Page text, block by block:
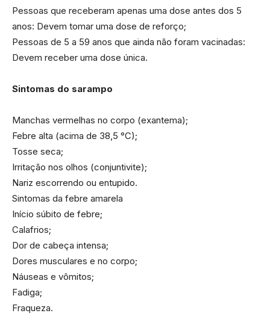
Pessoas que receberam apenas uma dose antes dos 5
anos: Devem tomar uma dose de reforço;
Pessoas de 5 a 59 anos que ainda não foram vacinadas:
Devem receber uma dose única.
Sintomas do sarampo
Manchas vermelhas no corpo (exantema);
Febre alta (acima de 38,5 °C);
Tosse seca;
Irritação nos olhos (conjuntivite);
Nariz escorrendo ou entupido.
Sintomas da febre amarela
Início súbito de febre;
Calafrios;
Dor de cabeça intensa;
Dores musculares e no corpo;
Náuseas e vômitos;
Fadiga;
Fraqueza.